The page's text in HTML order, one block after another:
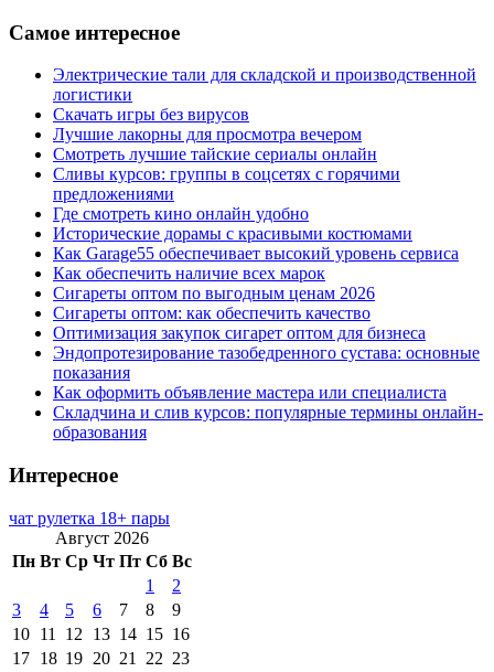
Самое интересное
Электрические тали для складской и производственной
логистики
Скачать игры без вирусов
Лучшие лакорны для просмотра вечером
Смотреть лучшие тайские сериалы онлайн
Сливы курсов: группы в соцсетях с горячими
предложениями
Где смотреть кино онлайн удобно
Исторические дорамы с красивыми костюмами
Как Garage55 обеспечивает высокий уровень сервиса
Как обеспечить наличие всех марок
Сигареты оптом по выгодным ценам 2026
Сигареты оптом: как обеспечить качество
Оптимизация закупок сигарет оптом для бизнеса
Эндопротезирование тазобедренного сустава: основные
показания
Как оформить объявление мастера или специалиста
Складчина и слив курсов: популярные термины онлайн-
образования
Интересное
чат рулетка 18+ пары
Август 2026
Пн Вт Ср Чт Пт Сб Вс
1
2
3
4 5 6 7 8
9
10 11 12 13 14 15 16
17 18 19 20 21 22 23